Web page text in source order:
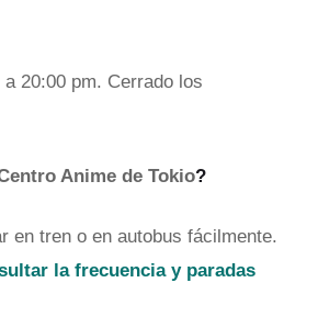
a 20:00 pm. Cerrado los
Anime de Tokio?
en tren o en autobus fácilmente.
la frecuencia y paradas